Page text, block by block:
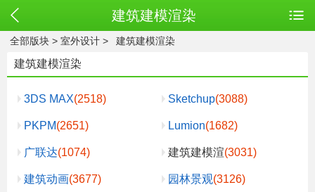
建筑建模渲染
全部版块 > 室外设计 > 建筑建模渲染
建筑建模渲染
3DS MAX(2518) Sketchup(3088)
PKPM(2651) Lumion(1682)
广联达(1074) 建筑建模渲(3031)
建筑动画(3677) 园林景观(3126)